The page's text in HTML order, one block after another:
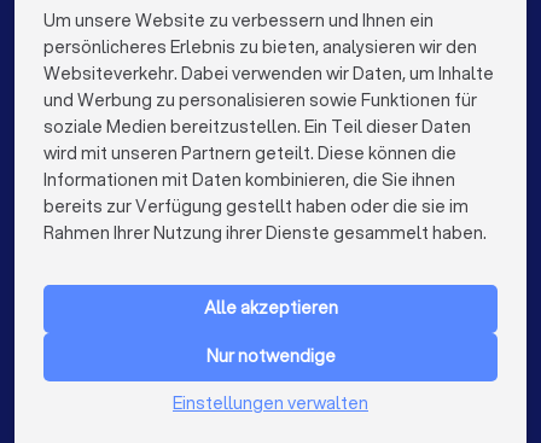
Finanzberater in München
Finanzberater in Köln
Finanzberater in Frankfurt am Main
Finanzberater in Stuttgart
Finanzberater in Düsseldorf
Finanzberater in Dortmund
Finanzberater in Essen
Finanzberater in Dresden
Finanzberater in Hannover
Finanzberater in Leipzig
Finanzberater in Duisburg
Finanzberater in Bochum
Die besten Finanzberater für Sie
info@trustlocal.de
FÜR PRIVATPERSONEN
Niederlande
Um unsere Website zu verbessern und Ihnen ein
persönlicheres Erlebnis zu bieten, analysieren wir den
Websiteverkehr. Dabei verwenden wir Daten, um Inhalte
und Werbung zu personalisieren sowie Funktionen für
soziale Medien bereitzustellen. Ein Teil dieser Daten
wird mit unseren Partnern geteilt. Diese können die
Informationen mit Daten kombinieren, die Sie ihnen
bereits zur Verfügung gestellt haben oder die sie im
Rahmen Ihrer Nutzung ihrer Dienste gesammelt haben.
Alle akzeptieren
Nur notwendige
Einstellungen verwalten